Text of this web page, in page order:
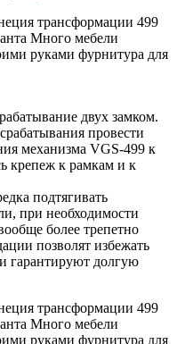
двух замком.
провести
механизма VGS-499 к
крепеж к рамкам и к
подтягивать
при необходимости
более трепетно
позволят избежать
гарантируют долгую